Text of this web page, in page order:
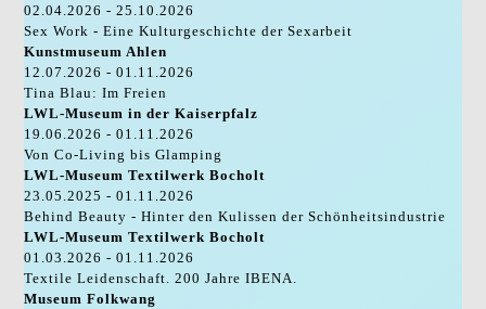
02.04.2026 - 25.10.2026
Sex Work - Eine Kulturgeschichte der Sexarbeit
Kunstmuseum Ahlen
12.07.2026 - 01.11.2026
Tina Blau: Im Freien
LWL-Museum in der Kaiserpfalz
19.06.2026 - 01.11.2026
Von Co-Living bis Glamping
LWL-Museum Textilwerk Bocholt
23.05.2025 - 01.11.2026
Behind Beauty - Hinter den Kulissen der Schönheitsindustrie
LWL-Museum Textilwerk Bocholt
01.03.2026 - 01.11.2026
Textile Leidenschaft. 200 Jahre IBENA.
Museum Folkwang